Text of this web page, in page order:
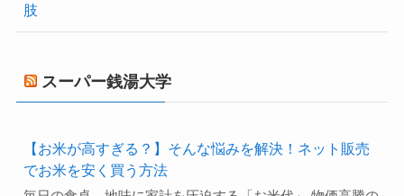
肢
スーパー銭湯大学
【お米が高すぎる？】そんな悩みを解決！ネット販売
でお米を安く買う方法